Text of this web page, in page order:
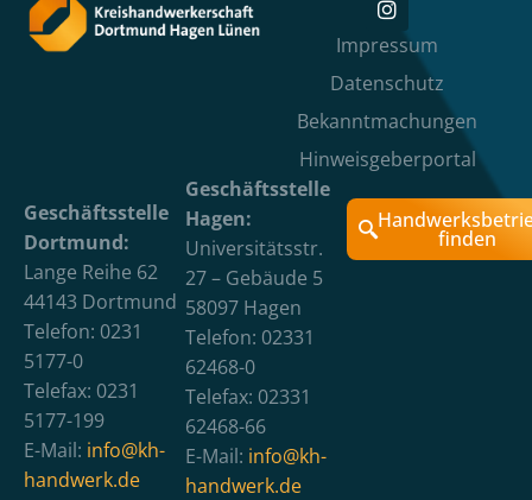
Impressum
Datenschutz
Bekanntmachungen
Hinweisgeberportal
Geschäftsstelle
Dortmund:
Lange Reihe 62
44143 Dortmund
Telefon: 0231
5177-0
Telefax: 0231
5177-199
E-Mail: info@kh-
handwerk.de
Geschäftsstelle
Hagen:
Universitätsstr.
27 – Gebäude 5
58097 Hagen
Telefon: 02331
62468-0
Telefax: 02331
62468-66
E-Mail: info@kh-
handwerk.de
finden